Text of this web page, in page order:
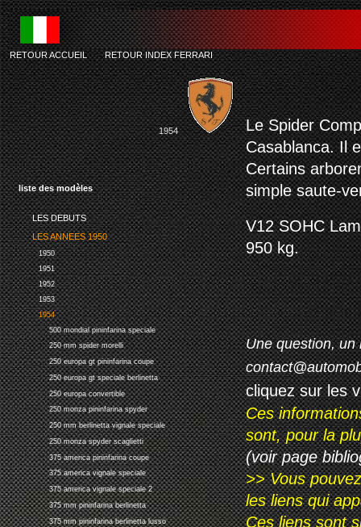
liste des modèles
LES DEBUTS
LES ANNEES 1950
1950
1951
1952
1953
1954
500 mondial pininfarina speciale
250 mm spider morelli
250 europa gt pininfarina coupe
250 europa gt speciale berlinetta
250 europa convertible
250 monza pininfarina spyder
250 mm berlinetta vignale speciale
250 monza spyder scaglietti
375 america pininfarina coupe
375 america vignale speciale
375 america vignale speciale 2
375 mm pininfarina berlinetta
375 mm pininfarina berlinetta lusso
RETOUR ACCUEIL-RETOUR INDEX FERRARI
1954
Le Spider
Casablanca. Il
Certains
simple saute-
V12 SOHC
950 kg.
Une question, un
cliquez sur les
Ces
sont, pour la
(voir page
>> Vous
les liens qui
Ces liens sont